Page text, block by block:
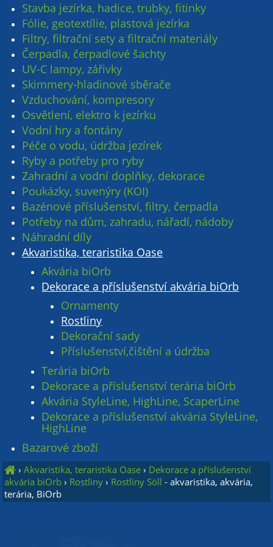
Stavba jezírka, hadice, trubky, fitinky
Fólie, geotextílie, plastová jezírka
Filtry, filtrační sety a filtrační materiály
Čerpadla, čerpadlové šachty
UV-C lampy, zářivky
Skimmery-hladinové sběrače
Vzduchování, kompresory
Osvětlení, elektro k jezírku
Vodní hry a fontány
Péče o vodu, údržba jezírek
Ryby a potřeby pro ryby
Zahradní a vodní doplňky, dekorace
Poukázky, suvenýry (KOI)
Bazénové příslušenství, filtry, čerpadla
Potřeby na dům, zahradu, nářadí, nádoby
Náhradní díly
Akvaristika, teraristika Oase
Akvária biOrb
Dekorace a příslušenství akvária biOrb
Ornamenty
Rostliny
Dekorační sady
Příslušenství,čištění a údržba
Terária biOrb
Dekorace a příslušenství terária biOrb
Akvária StyleLine, HighLine, ScaperLine
Dekorace a příslušenství akvária StyleLine,
HighLine
Bazarové zboží
›Akvaristika, teraristika Oase › Dekorace a příslušenství
akvária biOrb › Rostliny › Rostliny Söll - akvaristika, akvária,
terária, BiOrb